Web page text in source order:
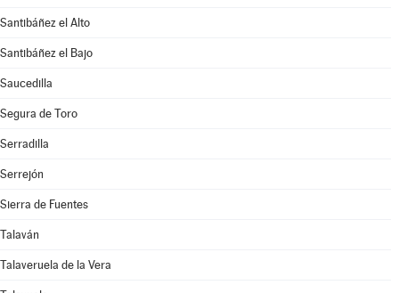
Santibáñez el Alto
Santibáñez el Bajo
Saucedilla
Segura de Toro
Serradilla
Serrejón
Sierra de Fuentes
Talaván
Talaveruela de la Vera